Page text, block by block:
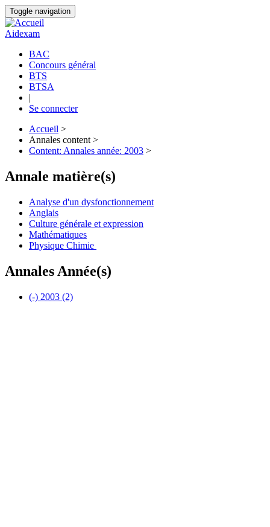
Aller
au
contenu
Toggle navigation
Aidexam
Navigation
principale
BAC
Concours général
BTS
BTSA
|
Se connecter
Fil
d'Ariane
Accueil >
Annales content >
Content: Annales année: 2003 >
Annale matière(s)
Analyse d'un dysfonctionnement
Anglais
Culture générale et expression
Mathématiques
Physique Chimie
Annales Année(s)
(-) 2003 (2)